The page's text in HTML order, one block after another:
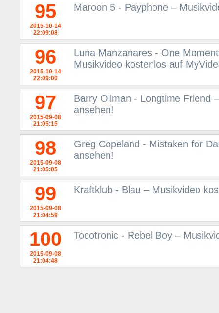
95
2015-10-14
22:09:08
Maroon 5 - Payphone –
96
2015-10-14
22:09:00
Luna Manzanares - One
Musikvideo kostenlos auf
97
2015-09-08
21:05:15
Barry Ollman - Longtime Friend
ansehen!
98
2015-09-08
21:05:05
Greg Copeland - Mistaken for
ansehen!
99
2015-09-08
21:04:59
Kraftklub - Blau – Musikvideo
100
2015-09-08
21:04:48
Tocotronic - Rebel Boy –